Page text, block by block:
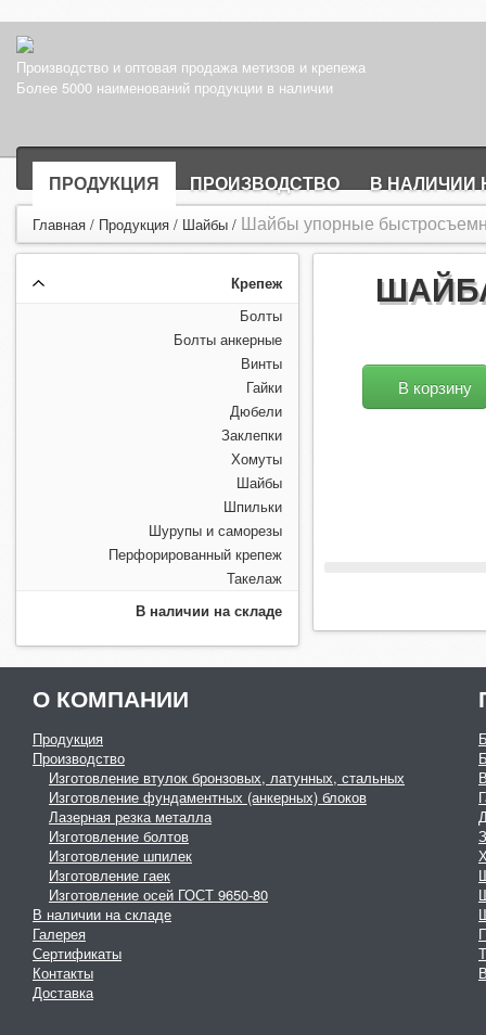
Производство и оптовая продажа метизов и крепежа
Более 5000 наименований продукции в наличии
ПРОДУКЦИЯ ПРОИЗВОДСТВО В НАЛИЧИИ
Главная / Продукция / Шайбы / Шайбы упорные
Крепеж
Болты
Болты анкерные
Винты
Гайки
Дюбели
Заклепки
Хомуты
Шайбы
Шпильки
Шурупы и саморезы
Перфорированный крепеж
Такелаж
В наличии на складе
В корзину
О КОМПАНИИ
Продукция
Производство
Изготовление втулок бронзовых, латунных, стальных
Изготовление фундаментных (анкерных) блоков
Лазерная резка металла
Изготовление болтов
Изготовление шпилек
Изготовление гаек
Изготовление осей ГОСТ 9650-80
В наличии на складе
Галерея
Сертификаты
Контакты
Доставка